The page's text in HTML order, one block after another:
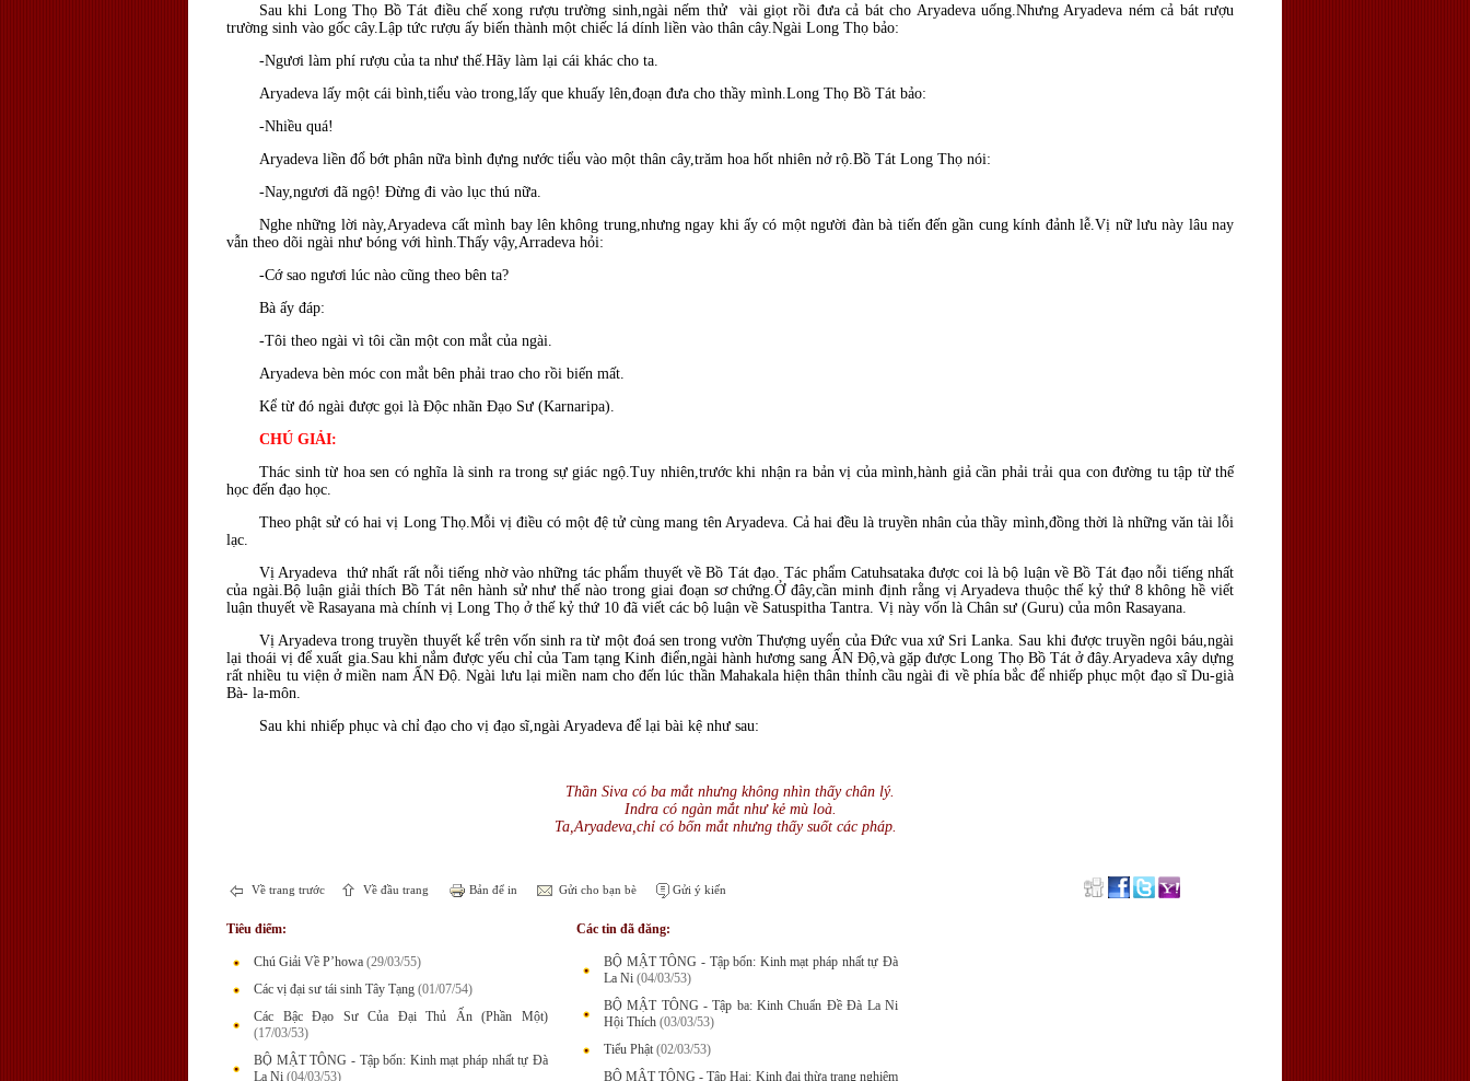
Sau khi Long Thọ Bồ Tát điều chế xong rượu trường sinh,ngài nếm thử vài giọt rồi đưa cả bát cho Aryadeva uống.Nhưng Aryadeva ném cả bát rượu
trường sinh vào gốc cây.Lập tức rượu ấy biến thành một chiếc lá dính liền vào thân cây.Ngài Long Thọ bảo:
-Ngươi làm phí rượu của ta như thế.Hãy làm lại cái khác cho ta.
Aryadeva lấy một cái bình,tiểu vào trong,lấy que khuấy lên,đoạn đưa cho thầy mình.Long Thọ Bồ Tát bảo:
-Nhiều quá!
Aryadeva liền đổ bớt phân nữa bình đựng nước tiểu vào một thân cây,trăm hoa hốt nhiên nở rộ.Bồ Tát Long Thọ nói:
-Nay,ngươi đã ngộ! Ðừng đi vào lục thú nữa.
Nghe những lời này,Aryadeva cất mình bay lên không trung,nhưng ngay khi ấy có một người đàn bà tiến đến gần cung kính đảnh lễ.Vị nữ lưu này lâu nay
vẫn theo dõi ngài như bóng với hình.Thấy vậy,Arradeva hỏi:
-Cớ sao ngươi lúc nào cũng theo bên ta?
Bà ấy đáp:
-Tôi theo ngài vì tôi cần một con mắt của ngài.
Aryadeva bèn móc con mắt bên phải trao cho rồi biến mất.
Kể từ đó ngài được gọi là Ðộc nhãn Ðạo Sư (Karnaripa).
CHÚ GIẢI:
Thác sinh từ hoa sen có nghĩa là sinh ra trong sự giác ngộ.Tuy nhiên,trước khi nhận ra bản vị của mình,hành giả cần phải trải qua con đường tu tập từ thế
học đến đạo học.
Theo phật sử có hai vị Long Thọ.Mỗi vị điều có một đệ tử cùng mang tên Aryadeva. Cả hai đều là truyền nhân của thầy mình,đồng thời là những văn tài lỗi
lạc.
Vị Aryadeva thứ nhất rất nỗi tiếng nhờ vào những tác phẩm thuyết về Bồ Tát đạo. Tác phẩm Catuhsataka được coi là bộ luận về Bồ Tát đạo nỗi tiếng nhất
của ngài.Bộ luận giải thích Bồ Tát nên hành sử như thế nào trong giai đoạn sơ chứng.Ở đây,cần minh định rằng vị Aryadeva thuộc thế kỷ thứ 8 không hề viết
luận thuyết về Rasayana mà chính vị Long Thọ ở thế kỷ thứ 10 đã viết các bộ luận về Satuspitha Tantra. Vị này vốn là Chân sư (Guru) của môn Rasayana.
Vị Aryadeva trong truyền thuyết kể trên vốn sinh ra từ một đoá sen trong vườn Thượng uyển của Ðức vua xứ Sri Lanka. Sau khi được truyền ngôi báu,ngài
lại thoái vị để xuất gia.Sau khi nắm được yếu chỉ của Tam tạng Kinh điển,ngài hành hương sang ẤN Ðộ,và gặp được Long Thọ Bồ Tát ở đây.Aryadeva xây dựng
rất nhiều tu viện ở miền nam ẤN Ðộ. Ngài lưu lại miền nam cho đến lúc thần Mahakala hiện thân thỉnh cầu ngài đi về phía bắc để nhiếp phục một đạo sĩ Du-già
Bà- la-môn.
Sau khi nhiếp phục và chỉ đạo cho vị đạo sĩ,ngài Aryadeva để lại bài kệ như sau:
Thần Siva có ba mắt nhưng không nhìn thấy chân lý.
Indra có ngàn mắt như kẻ mù loà.
Ta,Aryadeva,chỉ có bốn mắt nhưng thấy suốt các pháp.
Về trang trước Về đầu trang Bản để in Gửi cho bạn bè Gửi ý kiến
Tiêu điểm:
Chú Giải Về P’howa (29/03/55)
Các vị đại sư tái sinh Tây Tạng (01/07/54)
Các Bậc Đạo Sư Của Đại Thủ Ấn (Phần Một)
(17/03/53)
BỘ MẬT TÔNG - Tập bốn: Kinh mạt pháp nhất tự Đà
La Ni (04/03/53)
Các tin đã đăng:
BỘ MẬT TÔNG - Tập bốn: Kinh mạt pháp nhất tự Đà
La Ni (04/03/53)
BỘ MẬT TÔNG - Tập ba: Kinh Chuẩn Đề Đà La Ni
Hội Thích (03/03/53)
Tiểu Phật (02/03/53)
BỘ MẬT TÔNG - Tập Hai: Kinh đại thừa trang nghiêm